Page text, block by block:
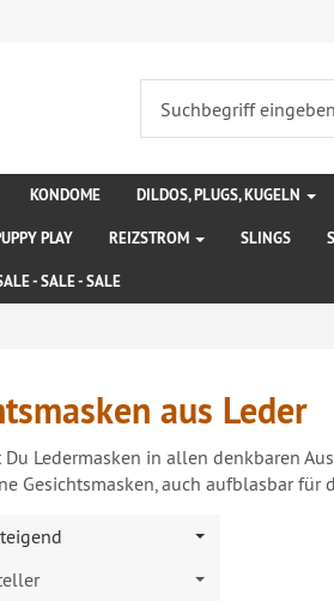
KONDOME DILDOS, PLUGS, KUGELN
PLAY REIZSTROM SLINGS
- SALE - SALE
aus Leder
Ledermasken in allen denkbaren
Gesichtsmasken, auch aufblasbar für